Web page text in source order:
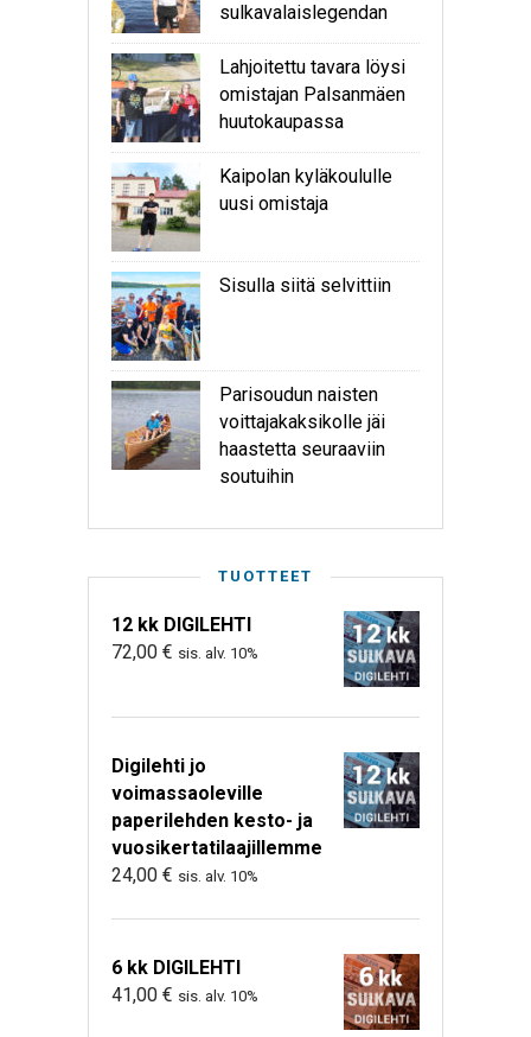
sulkavalaislegendan
Lahjoitettu tavara löysi
omistajan Palsanmäen
huutokaupassa
Kaipolan kyläkoululle
uusi omistaja
Sisulla siitä selvittiin
Parisoudun naisten
voittajakaksikolle jäi
haastetta seuraaviin
soutuihin
TUOTTEET
12 kk DIGILEHTI
72,00 € sis. alv. 10%
Digilehti jo
voimassaoleville
paperilehden kesto- ja
vuosikertatilaajillemme
24,00 € sis. alv. 10%
6 kk DIGILEHTI
41,00 € sis. alv. 10%